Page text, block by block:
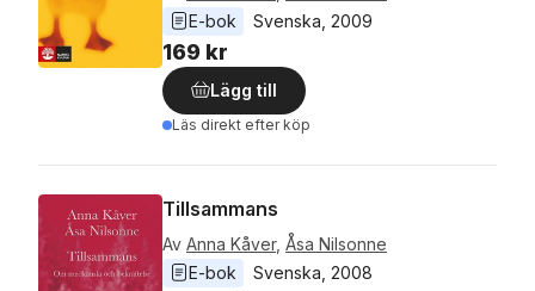
E-bok
Svenska 2009
169 kr
Lägg till
Läs direkt efter köp
Tillsammans
Av Anna Kåver, Åsa Nilsonne
E-bok
Svenska 2008